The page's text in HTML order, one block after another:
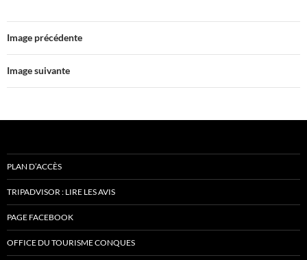
Image précédente
Image suivante
PLAN D’ACCÈS
TRIPADVISOR : LIRE LES AVIS
PAGE FACEBOOK
OFFICE DU TOURISME CONQUES